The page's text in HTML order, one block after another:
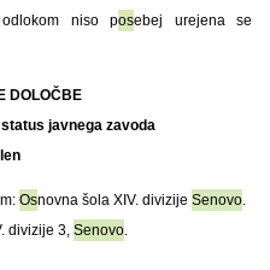
niso posebej urejena se
DOLOČBE
javnega zavoda
Osnovna šola XIV. divizije Senovo.
divizije 3, Senovo.